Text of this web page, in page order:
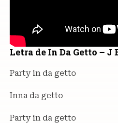
Letra de In Da Getto –
Party in da getto
Inna da getto
Party in da getto